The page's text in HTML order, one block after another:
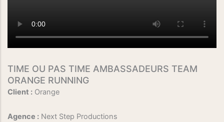
TIME OU PAS TIME AMBASSADEURS TEAM
ORANGE RUNNING
Client : Orange
Agence : Next Step Productions